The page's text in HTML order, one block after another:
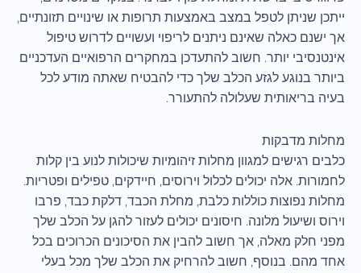
ייתכן שניתן לטפל במצב באמצעות תרופות או שינויים תזונתיים,
אך ישנם כאלה שאינם ניתנים לריפוי ועשויים לדרוש טיפול
אינטנסיבי יותר. חשוב להתעדכן במחקרים הרפואיים העדכניים
ביותר בנוגע לגזע הכלב שלך כדי להבטיח שאתה מודע לכל
בעיה בריאותית שעלולה להתעורר.
מחלות מדבקות
כלבים רגישים למגוון מחלות זיהומיות שיכולות לנוע בין קלות
לחמורות. אלה יכולים לכלול וירוסים, חיידקים, טפילים ופטריות.
מחלות נפוצות כוללות כלבת, מחלת הכבד, דלקת כבד, פרבו
וירוס ושיעול מלונה. חיסונים יכולים לעזור להגן על הכלב שלך
מפני חלק מאלה, אך חשוב להבין את הסיכונים הכרוכים בכל
אחד מהם. בנוסף, חשוב להרחיק את הכלב שלך מכל בעלי